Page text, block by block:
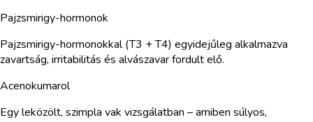
Pajzsmirigy-hormonok
Pajzsmirigy-hormonokkal (T3 + T4) egyidejűleg alkalmazva
zavartság, irritabilitás és alvászavar fordult elő.
Acenokumarol
Egy leközölt, szimpla vak vizsgálatban – amiben súlyos,